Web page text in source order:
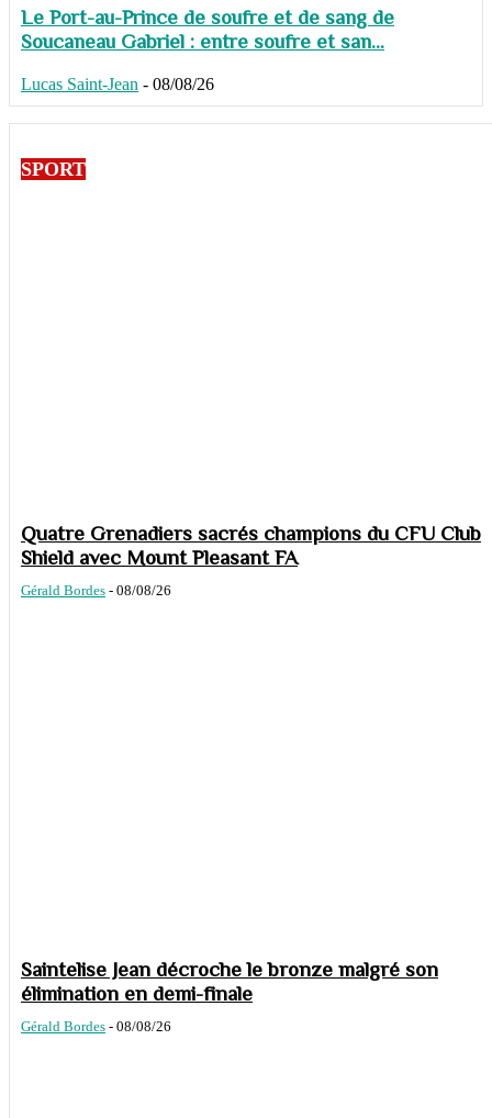
Le Port-au-Prince de soufre et de sang de
Soucaneau Gabriel : entre soufre et san...
Lucas Saint-Jean - 08/08/26
SPORT
Quatre Grenadiers sacrés champions du CFU Club
Shield avec Mount Pleasant FA
Gérald Bordes - 08/08/26
Saintelise Jean décroche le bronze malgré son
élimination en demi-finale
Gérald Bordes - 08/08/26